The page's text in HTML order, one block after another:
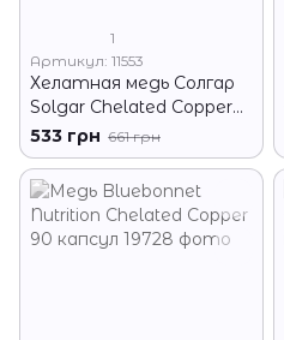
1
Артикул: 11553
Хелатная медь Солгар
Solgar Chelated Copper
100 таблеток
533 грн 661 грн